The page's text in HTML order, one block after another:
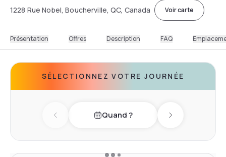
1228 Rue Nobel, Boucherville, QC, Canada Voir carte
Présentation Offres Description FAQ
SÉLECTIONNEZ VOTRE JOURNÉE
Previous dayQuand ? Next day